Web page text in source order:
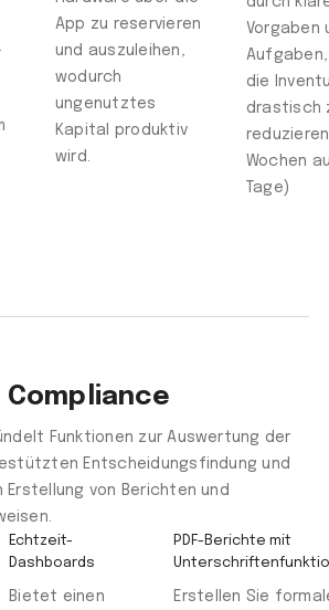
App zu reservieren
und auszuleihen,
wodurch
ungenutztes
Kapital produktiv
wird.
Vorgaben
Aufgaben,
die
drastisch
Wochen
Tage)
Funktionen zur Auswertung der
Entscheidungsfindung und
von Berichten und
Echtzeit-
Dashboards
Bietet einen
PDF-Berichte mit
Erstellen Sie